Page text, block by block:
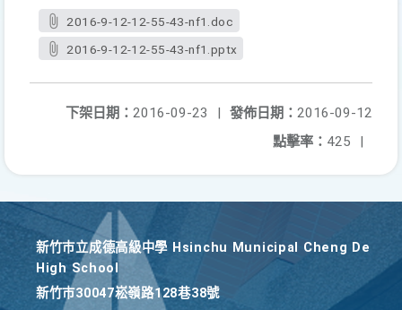
2016-9-12-12-55-43-nf1.doc
2016-9-12-12-55-43-nf1.pptx
發佈日期： 2016-09-12
下架日期： 2016-09-23
|
點擊率： 425 |
新竹巿立成德高級中學 Hsinchu Municipal Cheng De
High School
新竹巿30047崧嶺路128巷38號